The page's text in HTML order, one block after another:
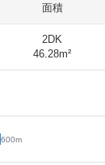
面積
2DK
46.28m²
600m